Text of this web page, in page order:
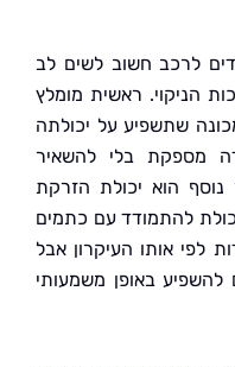
חשוב לשים לב
ראשית מומלץ
על יכולתה
בלי להשאיר
יכולת הזרקת
עם כתמים
העיקרון אבל
משמעותי